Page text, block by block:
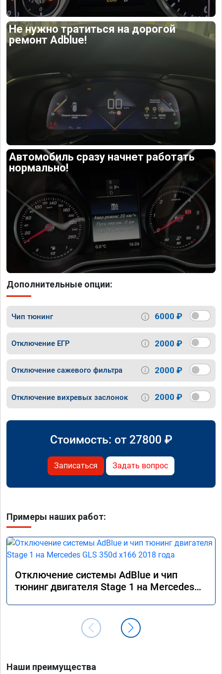
Не нужно тратиться на дорогой
ремонт Adblue!
Автомобиль сразу начнет работать
нормально!
Дополнительные опции:
Чип тюнинг 6000 ₽
Отключение ЕГР 2000 ₽
Отключение сажевого фильтра 2000 ₽
Отключение вихревых заслонок 2000 ₽
Стоимость: от 27800 ₽
Записаться Задать вопрос
Примеры наших работ:
Отключение системы AdBlue и чип
тюнинг двигателя Stage 1 на Mercedes
Наши преимущества